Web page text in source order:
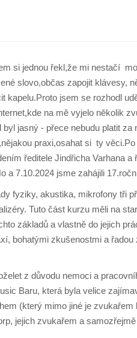
si jednou řekl,že mi nestačí
slovo,občas zapojit klávesy,
kapelu.Proto jsem se rozhodl
na mě vyjelo několik
jasný - přece nebudu platit za
praxi,osahat si ty
ředitele Jindřicha Varhana
a 7.10.2024 jsme zahájili
fyziky, akustika, mikrofony tři
Tuto část kurzu měli na
základů a vlastně do jejich
bohatými zkušenostmi a
z důvodu nemoci a
Baru, která byla velice
(který mimo jiné je zvukařem
jejich zvukařem a